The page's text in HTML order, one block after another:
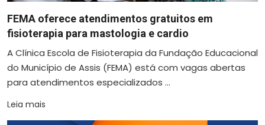
FEMA oferece atendimentos gratuitos em
fisioterapia para mastologia e cardio
A Clínica Escola de Fisioterapia da Fundação Educacional
do Município de Assis (FEMA) está com vagas abertas
para atendimentos especializados ...
Leia mais